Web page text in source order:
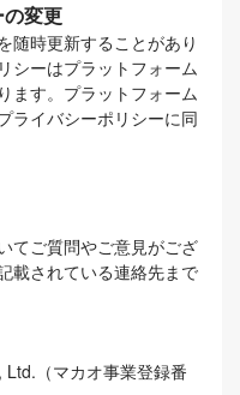
変更
随時更新することがあり
シーはプラットフォーム
ます。プラットフォーム
ライバシーポリシーに同
てご質問やご意見がござ
載されている連絡先まで
（マカオ事業登録番